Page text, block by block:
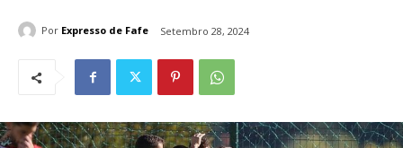
Por Expresso de Fafe Setembro 28, 2024